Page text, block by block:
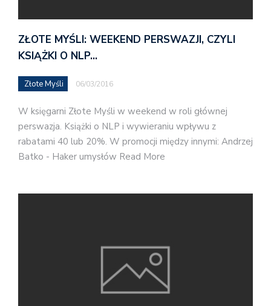
ZŁOTE MYŚLI: WEEKEND PERSWAZJI, CZYLI
KSIĄŻKI O NLP…
Złote Myśli 06/03/2016
W księgarni Złote Myśli w weekend w roli głównej
perswazja. Książki o NLP i wywieraniu wpływu z
rabatami 40 lub 20%. W promocji między innymi: Andrzej
Batko - Haker umysłów Read More